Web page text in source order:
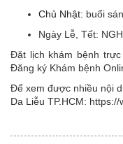
Chủ Nhật: buổi
Ngày Lễ, Tết:
Đặt lịch khám bệnh
Đăng ký Khám bệnh
Để xem được nhiều nội
Da Liễu TP.HCM: